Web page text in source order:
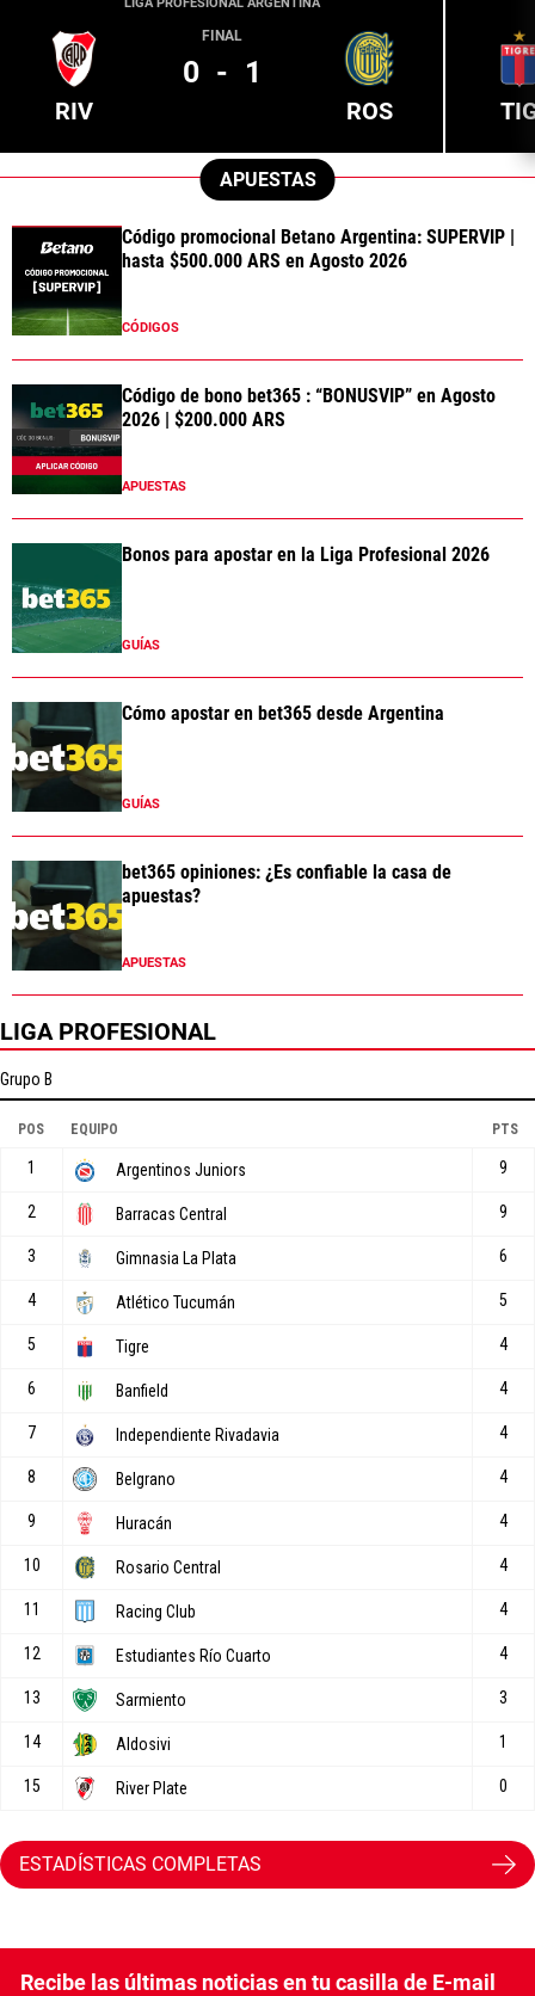
RIV
FINAL
0 - 1
ROS
APUESTAS
Código promocional Betano Argentina: SUPERVIP |
hasta $500.000 ARS en Agosto 2026
CÓDIGOS
Código de bono bet365 : “BONUSVIP” en Agosto
2026 | $200.000 ARS
APUESTAS
Bonos para apostar en la Liga Profesional 2026
GUÍAS
Cómo apostar en bet365 desde Argentina
GUÍAS
bet365 opiniones: ¿Es confiable la casa de
apuestas?
APUESTAS
LIGA PROFESIONAL
ESTADÍSTICAS COMPLETAS
Recibe las últimas noticias en tu casilla de E-mail